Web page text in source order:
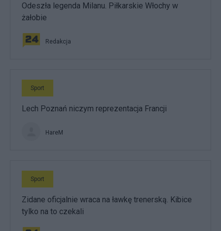
Odeszła legenda Milanu. Piłkarskie Włochy w
żałobie
Redakcja
Sport
Lech Poznań niczym reprezentacja Francji
HareM
Sport
Zidane oficjalnie wraca na ławkę trenerską. Kibice
tylko na to czekali